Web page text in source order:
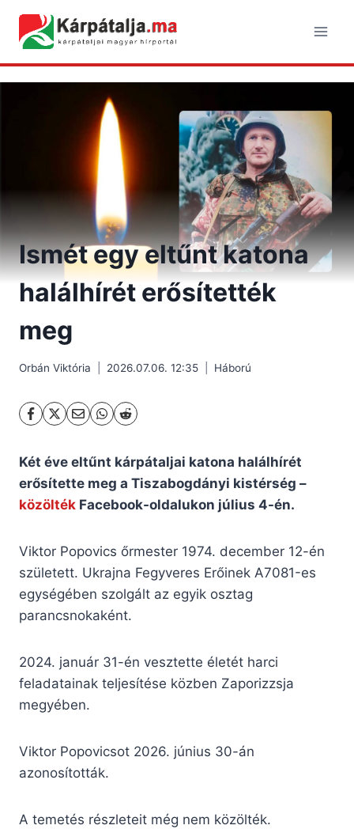
content
Ismét egy eltűnt katona
halálhírét erősítették
meg
Orbán Viktória 2026.07.06. 12:35 Háború
Két éve eltűnt kárpátaljai katona halálhírét
erősítette meg a Tiszabogdányi kistérség –
közölték Facebook-oldalukon július 4-én.
Viktor Popovics őrmester 1974. december 12-én
született. Ukrajna Fegyveres Erőinek А7081-es
egységében szolgált az egyik osztag
parancsnokaként.
2024. január 31-én vesztette életét harci
feladatainak teljesítése közben Zaporizzsja
megyében.
Viktor Popovicsot 2026. június 30-án
azonosították.
A temetés részleteit még nem közölték.